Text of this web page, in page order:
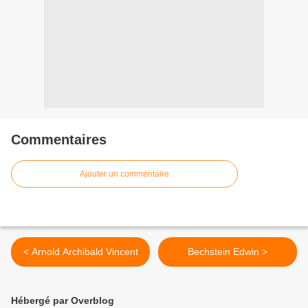
Commentaires
Ajouter un commentaire
< Arnold Archibald Vincent Bechstein Edwin >
Hébergé par Overblog